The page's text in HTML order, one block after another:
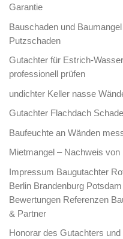
Garantie
Bauschaden und Baumangel
Putzschaden
Gutachter für Estrich-
professionell prüfen
undichter Keller nasse
Gutachter Flachdach
Baufeuchte an Wänden
Mietmangel – Nachweis
Impressum Baugutachter
Berlin Brandenburg Potsdam
Bewertungen Referenzen
& Partner
Honorar des Gutachters